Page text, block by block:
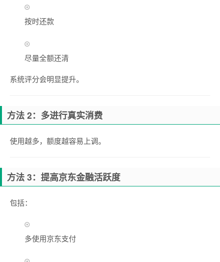
按时还款
尽量全额还清
系统评分会明显提升。
方法 2：多进行真实消费
使用越多，额度越容易上调。
方法 3：提高京东金融活跃度
包括：
多使用京东支付